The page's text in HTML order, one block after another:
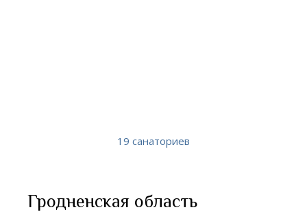
19 санаториев
Гродненская область